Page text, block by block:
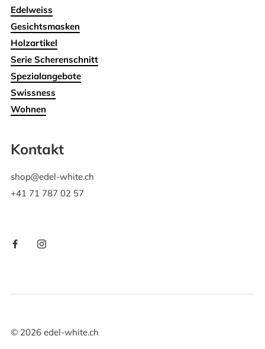
Edelweiss
Gesichtsmasken
Holzartikel
Serie Scherenschnitt
Spezialangebote
Swissness
Wohnen
Kontakt
shop@edel-white.ch
+41 71 787 02 57
© 2026edel-white.ch